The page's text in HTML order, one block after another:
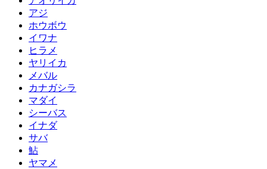
アジ
ホウボウ
イワナ
ヒラメ
ヤリイカ
メバル
カナガシラ
マダイ
シーバス
イナダ
サバ
鮎
ヤマメ